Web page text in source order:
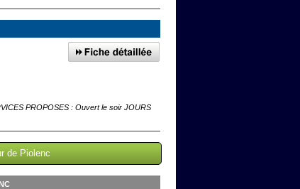
PROPOSES : Ouvert le soir JOURS
de Piolenc